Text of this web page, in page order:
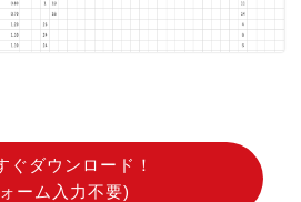
ぐダウンロード！
ーム入力不要)